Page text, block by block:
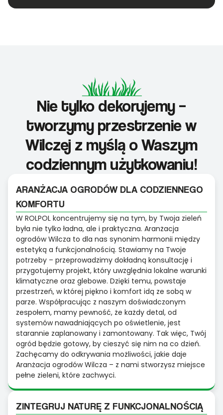
Nie tylko dekorujemy –
tworzymy przestrzenie w
Wilczej z myślą o Waszym
codziennym użytkowaniu!
ARANŻACJA OGRODÓW DLA CODZIENNEGO
KOMFORTU
W ROLPOL koncentrujemy się na tym, by Twoja zieleń
była nie tylko ładna, ale i praktyczna. Aranżacja
ogrodów Wilcza to dla nas synonim harmonii między
estetyką a funkcjonalnością. Stawiamy na Twoje
potrzeby – przeprowadzimy dokładną konsultację i
przygotujemy projekt, który uwzględnia lokalne warunki
klimatyczne oraz glebowe. Dzięki temu, powstaje
przestrzeń, w której piękno i komfort idą ze sobą w
parze. Współpracując z naszym doświadczonym
zespołem, mamy pewność, że każdy detal, od
systemów nawadniających po oświetlenie, jest
starannie zaplanowany i zamontowany. Tak więc, Twój
ogród będzie gotowy, by cieszyć się nim na co dzień.
Zachęcamy do odkrywania możliwości, jakie daje
Aranżacja ogrodów Wilcza – z nami stworzysz miejsce
pełne zieleni, które zachwyci.
ZINTEGRUJ NATURĘ Z FUNKCJONALNOŚCIĄ